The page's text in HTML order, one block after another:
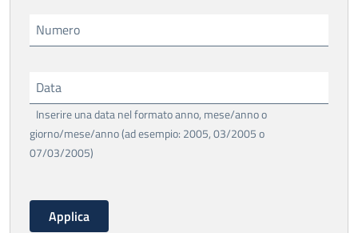
Numero
Data
Inserire una data nel formato anno, mese/anno o
giorno/mese/anno (ad esempio: 2005, 03/2005 o
07/03/2005)